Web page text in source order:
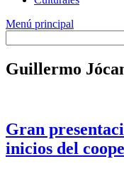
Menú principal
Guillermo
Gran
inicios del